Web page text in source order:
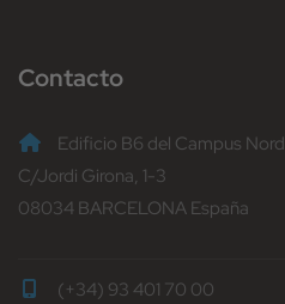
Contacto
Edificio B6 del Campus Nord
C/Jordi Girona, 1-3
08034 BARCELONA España
(+34) 93 401 70 00